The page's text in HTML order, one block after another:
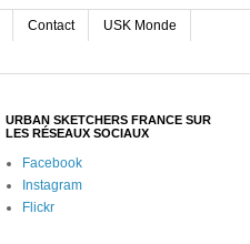
Contact USK Monde
URBAN SKETCHERS FRANCE SUR
LES RÉSEAUX SOCIAUX
Facebook
Instagram
Flickr